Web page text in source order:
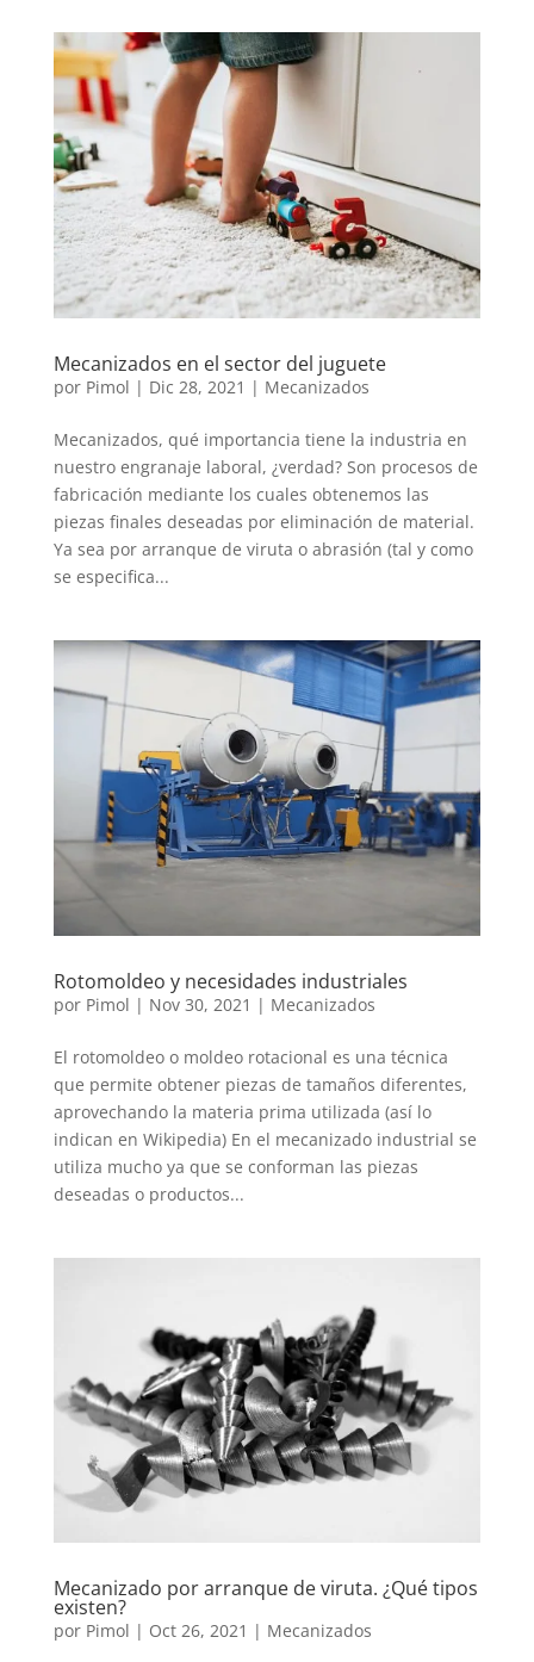
Mecanizados en el sector del juguete
por Pimol | Dic 28, 2021 | Mecanizados
Mecanizados, qué importancia tiene la industria en
nuestro engranaje laboral, ¿verdad? Son procesos de
fabricación mediante los cuales obtenemos las
piezas finales deseadas por eliminación de material.
Ya sea por arranque de viruta o abrasión (tal y como
se especifica...
Rotomoldeo y necesidades industriales
por Pimol | Nov 30, 2021 | Mecanizados
El rotomoldeo o moldeo rotacional es una técnica
que permite obtener piezas de tamaños diferentes,
aprovechando la materia prima utilizada (así lo
indican en Wikipedia) En el mecanizado industrial se
utiliza mucho ya que se conforman las piezas
deseadas o productos...
Mecanizado por arranque de viruta. ¿Qué tipos
existen?
por Pimol | Oct 26, 2021 | Mecanizados